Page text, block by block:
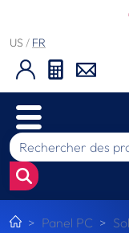
US / FR
Panel PC